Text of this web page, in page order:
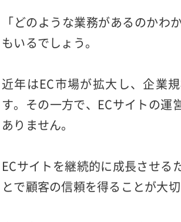
ECサイトの運営には、商品の
応、集客施策などさまざまな業
「どのような業務があるのかわ
もいるでしょう。
す。その一方で、ECサイトの運
ありません。